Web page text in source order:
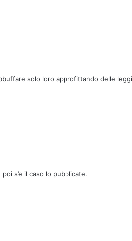
solo loro approfittando delle leggi
s’e il caso lo pubblicate.